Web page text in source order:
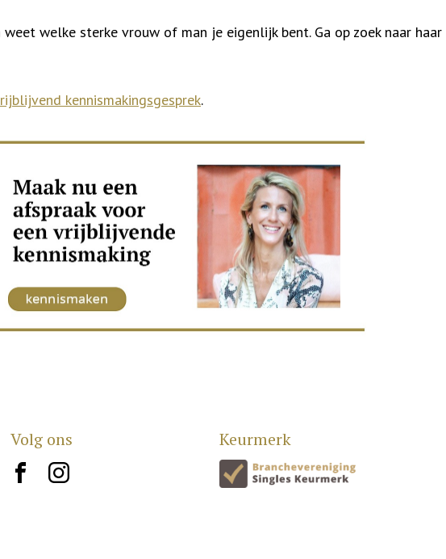
welke sterke vrouw of man je eigenlijk bent. Ga op zoek naar
kennismakingsgesprek.
Volg ons
brand10 brand12
Keurmerk